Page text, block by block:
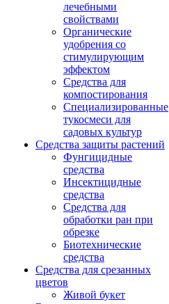
лечебными
свойствами
Органические
удобрения со
стимулирующим
эффектом
Средства для
компостирования
Специализированные
тукосмеси для
садовых культур
Средства защиты растений
Фунгицидные
средства
Инсектицидные
средства
Средства для
обработки ран при
обрезке
Биотехнические
средства
Средства для срезанных
цветов
Живой букет